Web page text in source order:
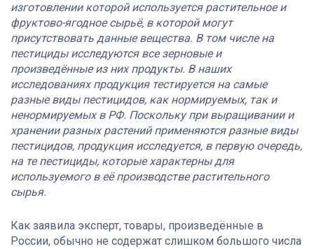
изготовлении которой используется растительное и
фруктово-ягодное сырьё, в которой могут
присутствовать данные вещества. В том числе на
пестициды исследуются все зерновые и
произведённые из них продукты. В наших
исследованиях продукция тестируется на самые
разные виды пестицидов, как нормируемых, так и
ненормируемых в РФ. Поскольку при выращивании и
хранении разных растений применяются разные виды
пестицидов, продукция исследуется, в первую очередь,
на те пестициды, которые характерны для
используемого в её производстве растительного
сырья.
Как заявила эксперт, товары, произведённые в
России, обычно не содержат слишком большого числа